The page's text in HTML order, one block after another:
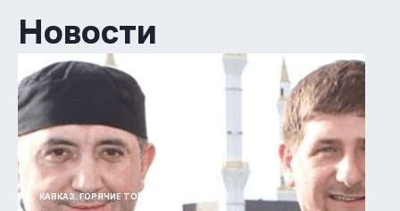
Новости
КАВКАЗ. ГОРЯЧИЕ ТОЧКИ